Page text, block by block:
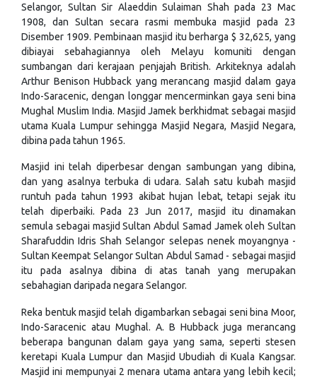
Selangor, Sultan Sir Alaeddin Sulaiman Shah pada 23 Mac
1908, dan Sultan secara rasmi membuka masjid pada 23
Disember 1909. Pembinaan masjid itu berharga $ 32,625, yang
dibiayai sebahagiannya oleh Melayu komuniti dengan
sumbangan dari kerajaan penjajah British. Arkiteknya adalah
Arthur Benison Hubback yang merancang masjid dalam gaya
Indo-Saracenic, dengan longgar mencerminkan gaya seni bina
Mughal Muslim India. Masjid Jamek berkhidmat sebagai masjid
utama Kuala Lumpur sehingga Masjid Negara, Masjid Negara,
dibina pada tahun 1965.
Masjid ini telah diperbesar dengan sambungan yang dibina,
dan yang asalnya terbuka di udara. Salah satu kubah masjid
runtuh pada tahun 1993 akibat hujan lebat, tetapi sejak itu
telah diperbaiki. Pada 23 Jun 2017, masjid itu dinamakan
semula sebagai masjid Sultan Abdul Samad Jamek oleh Sultan
Sharafuddin Idris Shah Selangor selepas nenek moyangnya -
Sultan Keempat Selangor Sultan Abdul Samad - sebagai masjid
itu pada asalnya dibina di atas tanah yang merupakan
sebahagian daripada negara Selangor.
Reka bentuk masjid telah digambarkan sebagai seni bina Moor,
Indo-Saracenic atau Mughal. A. B Hubback juga merancang
beberapa bangunan dalam gaya yang sama, seperti stesen
keretapi Kuala Lumpur dan Masjid Ubudiah di Kuala Kangsar.
Masjid ini mempunyai 2 menara utama antara yang lebih kecil;